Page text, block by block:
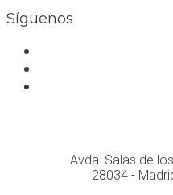
Síguenos
Avda. Salas de
28034 -